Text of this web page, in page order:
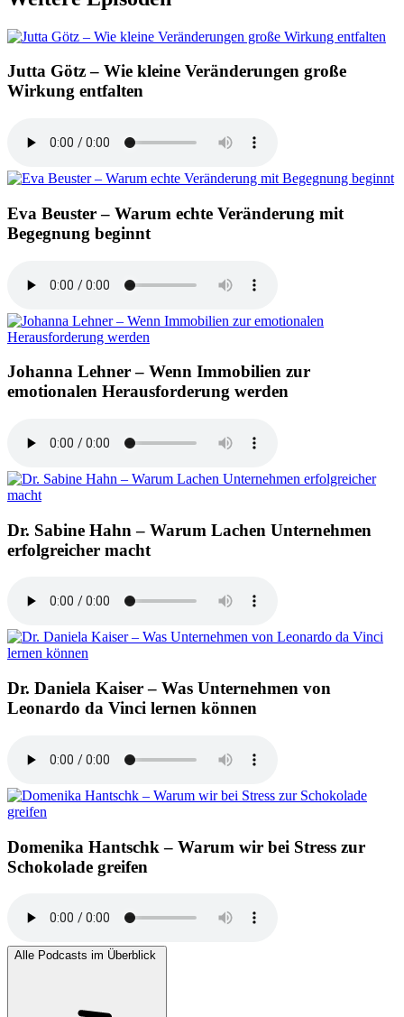
Jutta Götz – Wie kleine Veränderungen große
Wirkung entfalten
Eva Beuster – Warum echte Veränderung mit
Begegnung beginnt
Johanna Lehner – Wenn Immobilien zur
emotionalen Herausforderung werden
Dr. Sabine Hahn – Warum Lachen Unternehmen
erfolgreicher macht
Dr. Daniela Kaiser – Was Unternehmen von
Leonardo da Vinci lernen können
Domenika Hantschk – Warum wir bei Stress zur
Schokolade greifen
Alle Podcasts im Überblick